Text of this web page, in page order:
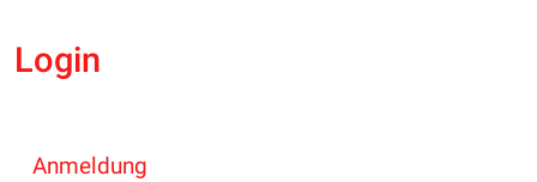
Login
Anmeldung